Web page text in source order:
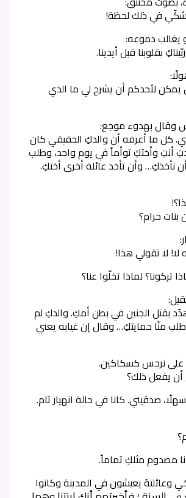
تشكّي في ذلك لحظة!
يغالب دموعه:
بقلوبنا قبل أيدينا.
لأحدكم أن يشرح لي ما الذي
وقال بهدوء موجع:
كل ما أعرفه أن والدكِ الحقيقي كان
أنتِ وأختكِ توأماً في يوم واحد، وطلب
نأخذكِ… وأن تأخذ عائلة أخرى أختكِ.
حرام؟
لا تقولي هذا!
تركونا؟ لماذا تخلّوا عنا؟
بقتل الجنين في بطن أمكِ. والدكِ لم
منّا حمايتكِ… وقال إن غيابه يعني
نرجس كسكاكين.
يفعل ذلك؟
صدقيني. كانا في حالة انهيار تام.
مصدوم مثلكِ تماماً.
وعائلتهُ يعيشون في المدينة وكانوا